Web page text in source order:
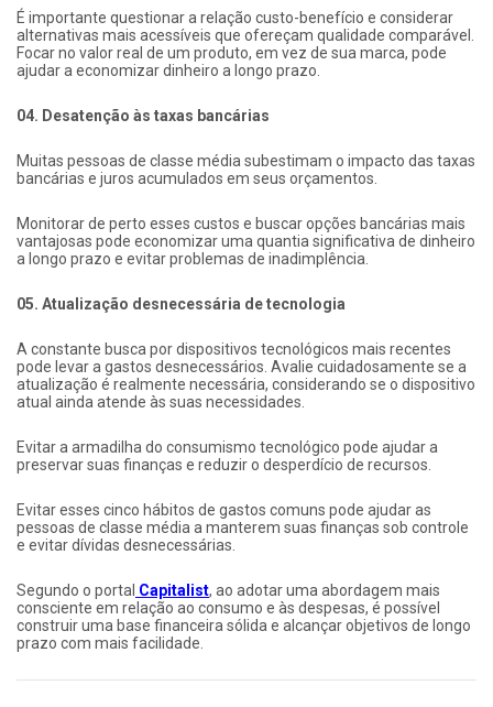
É importante questionar a relação custo-benefício e considerar
alternativas mais acessíveis que ofereçam qualidade comparável.
Focar no valor real de um produto, em vez de sua marca, pode
ajudar a economizar dinheiro a longo prazo.
04. Desatenção às taxas bancárias
Muitas pessoas de classe média subestimam o impacto das taxas
bancárias e juros acumulados em seus orçamentos.
Monitorar de perto esses custos e buscar opções bancárias mais
vantajosas pode economizar uma quantia significativa de dinheiro
a longo prazo e evitar problemas de inadimplência.
05. Atualização desnecessária de tecnologia
A constante busca por dispositivos tecnológicos mais recentes
pode levar a gastos desnecessários. Avalie cuidadosamente se a
atualização é realmente necessária, considerando se o dispositivo
atual ainda atende às suas necessidades.
Evitar a armadilha do consumismo tecnológico pode ajudar a
preservar suas finanças e reduzir o desperdício de recursos.
Evitar esses cinco hábitos de gastos comuns pode ajudar as
pessoas de classe média a manterem suas finanças sob controle
e evitar dívidas desnecessárias.
Segundo o portal Capitalist, ao adotar uma abordagem mais
consciente em relação ao consumo e às despesas, é possível
construir uma base financeira sólida e alcançar objetivos de longo
prazo com mais facilidade.